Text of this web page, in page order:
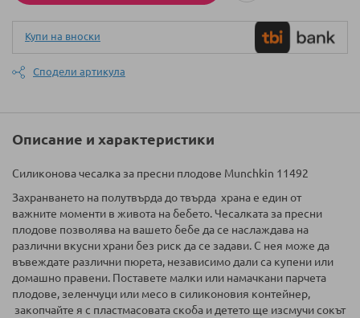
Купи на вноски
Сподели артикула
Описание и характеристики
Силиконова чесалка за пресни плодове Munchkin 11492
Захранването на полутвърда до твърда храна е един от
важните моменти в живота на бебето. Чесалката за пресни
плодове позволява на вашето бебе да се наслаждава на
различни вкусни храни без риск да се задави. С нея може да
въвеждате различни пюрета, независимо дали са купени или
домашно правени. Поставете малки или намачкани парчета
плодове, зеленчуци или месо в силиконовия контейнер,
закопчайте я с пластмасовата скоба и детето ще изсмучи сокът